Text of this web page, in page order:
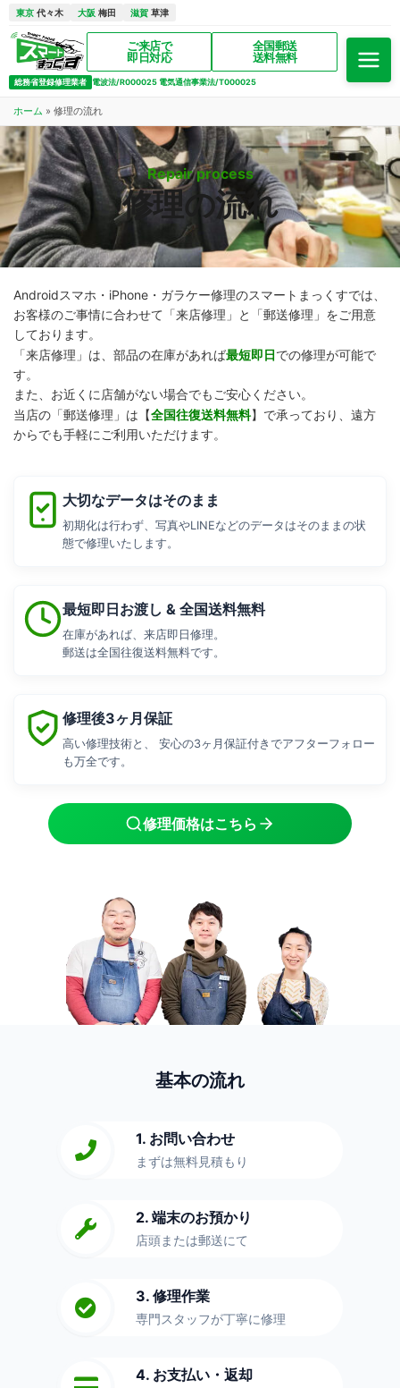
東京 代々木 大阪 梅田 滋賀 草津
ご来店で
即日対応
全国郵送
送料無料
総務省登録修理業者 電波法/R000025 電気通信事業法/T000025
ホーム » 修理の流れ
Repair process
修理の流れ
Androidスマホ・iPhone・ガラケー修理のスマートまっくすでは、
お客様のご事情に合わせて「来店修理」と「郵送修理」をご用意
しております。
「来店修理」は、部品の在庫があれば最短即日での修理が可能で
す。
また、お近くに店舗がない場合でもご安心ください。
当店の「郵送修理」は【全国往復送料無料】で承っており、遠方
からでも手軽にご利用いただけます。
大切なデータはそのまま
初期化は行わず、写真やLINEなどのデータはそのままの状
態で修理いたします。
最短即日お渡し & 全国送料無料
在庫があれば、来店即日修理。
郵送は全国往復送料無料です。
修理後3ヶ月保証
高い修理技術と、 安心の3ヶ月保証付きでアフターフォロー
も万全です。
修理価格はこちら
基本の流れ
1. お問い合わせ
まずは無料見積もり
2. 端末のお預かり
店頭または郵送にて
3. 修理作業
専門スタッフが丁寧に修理
4. お支払い・返却